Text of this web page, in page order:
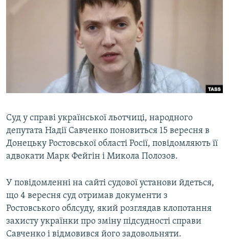
СПЕЦПРОЕКТИ
ВІДЕОУРОКИ «ELIFBE»
СВІДЧЕННЯ ОКУПАЦІЇ
УКРАЇНСЬКА ПРОБЛЕМА КРИМУ
ЯК ОБІЙТИ БЛОКУВАННЯ
Усі сайти RFE/RL
Суд у справі української льотчиці, народного
депутата Надії Савченко поновиться 15 вересня в
Донецьку Ростовської області Росії, повідомляють її
адвокати Марк Фейгін і Микола Полозов.
У повідомленні на сайті судової установи йдеться,
що 4 вересня суд отримав документи з
Ростовського облсуду, який розглядав клопотання
захисту українки про зміну підсудності справи
Савченко і відмовився його задовольняти.